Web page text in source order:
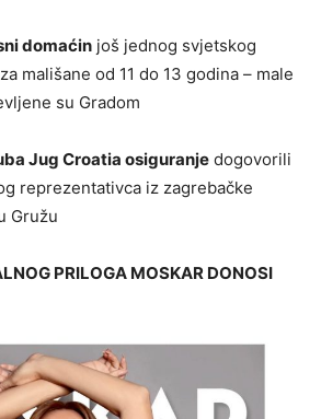
domaćin još jednog svjetskog
mališane od 11 do 13 godina – male
su Gradom
Jug Croatia osiguranje dogovorili
reprezentativca iz zagrebačke
Gružu
PRILOGA MOSKAR DONOSI